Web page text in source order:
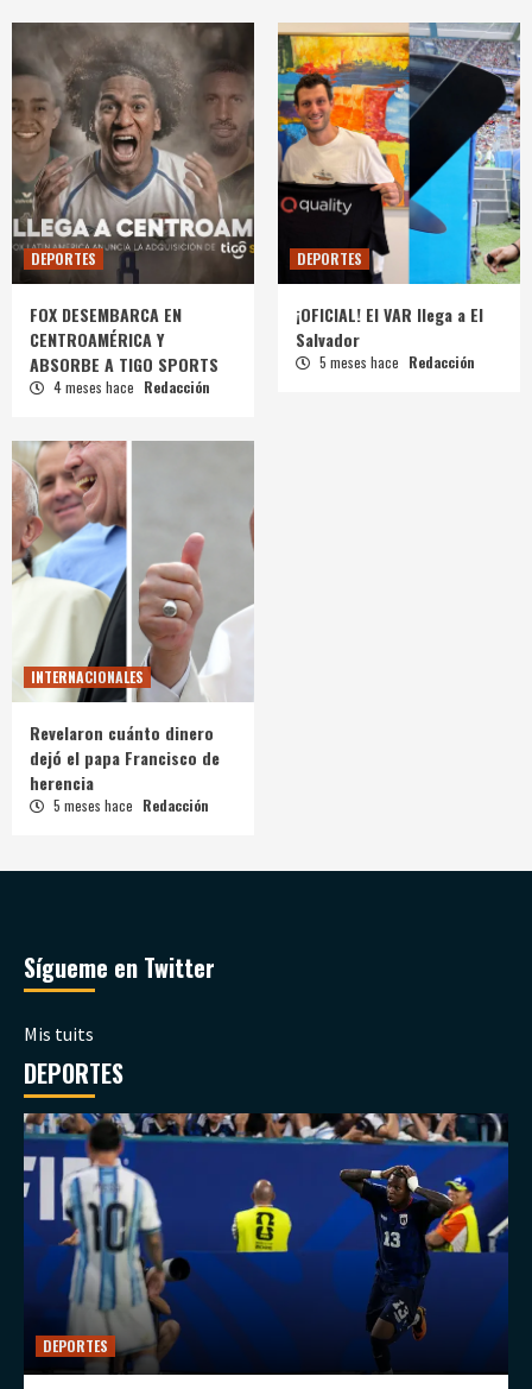
DEPORTES
FOX DESEMBARCA EN
CENTROAMÉRICA Y
ABSORBE A TIGO SPORTS
4 meses hace Redacción
DEPORTES
¡OFICIAL! El VAR llega a El
Salvador
5 meses hace Redacción
INTERNACIONALES
Revelaron cuánto dinero
dejó el papa Francisco de
herencia
5 meses hace Redacción
Sígueme en Twitter
Mis tuits
DEPORTES
DEPORTES